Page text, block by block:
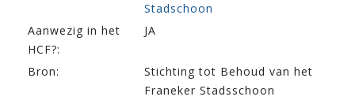
Stadschoon
Aanwezig in het
HCF?:
JA
Bron:
Stichting tot Behoud van het
Franeker Stadsschoon